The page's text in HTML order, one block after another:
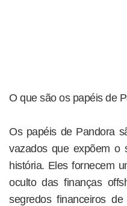
O que são os papéis de
Os papéis de Pandora
vazados que expõem o
história. Eles fornecem
oculto das finanças
segredos financeiros